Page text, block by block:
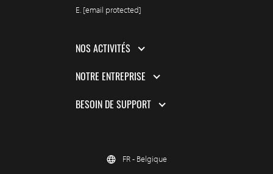
E. [email protected]
NOS ACTIVITÉS
NOTRE ENTREPRISE
BESOIN DE SUPPORT
FR - Belgique